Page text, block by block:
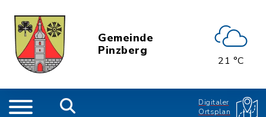
Gemeinde
Pinzberg
21 °C
Digitaler
Ortsplan